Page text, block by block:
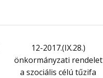
12-2017.(IX.28.)
önkormányzati rendelet
a szociális célú tűzifa